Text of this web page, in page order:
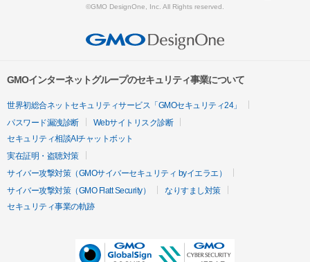
©GMO DesignOne, Inc. All Rights reserved.
GMOインターネットグループのセキュリティ事業について
世界初総合ネットセキュリティサービス「GMOセキュリティ24」
パスワード漏洩診断
Webサイトリスク診断
セキュリティ相談AIチャットボット
実在証明・盗聴対策
サイバー攻撃対策（GMOサイバーセキュリティ byイエラエ）
サイバー攻撃対策（GMO Flatt Security）
なりすまし対策
セキュリティ事業の軌跡